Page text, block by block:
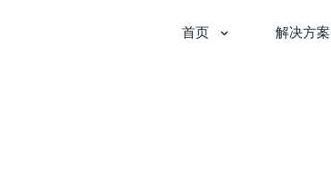
首页 解决方案